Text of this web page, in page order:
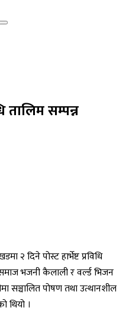
तालिम सम्पन्न
२ दिने पोस्ट हार्भेष्ट प्रविधि
भजनी कैलाली र वर्ल्ड भिजन
सञ्चालित पोषण तथा उत्थानशील
थियो ।